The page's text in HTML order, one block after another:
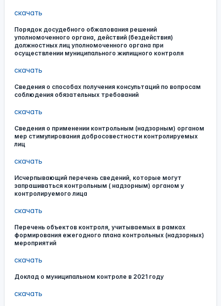
скачать
Порядок досудебного обжалования решений
уполномоченного органа, действий (бездействия)
должностных лиц уполномоченного органа при
осуществлении муниципального жилищного контроля
скачать
Сведения о способах получения консультаций по вопросам
соблюдения обязательных требований
скачать
Сведения о применении контрольным (надзорным) органом
мер стимулирования добросовестности контролируемых
лиц
скачать
Исчерпывающий перечень сведений, которые могут
запрашиваться контрольным ( надзорным) органом у
контролируемого лица
скачать
Перечень объектов контроля, учитываемых в рамках
формирования ежегодного плана контрольных (надзорных)
мероприятий
скачать
Доклад о муниципальном контроле в 2021 году
скачать